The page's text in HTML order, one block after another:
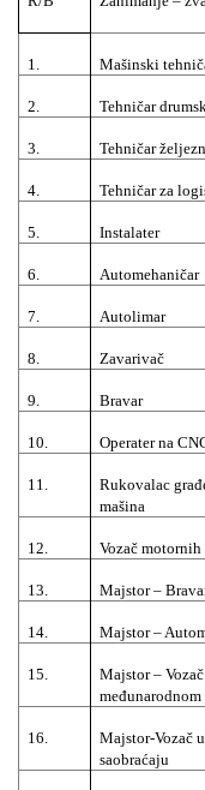
1. Mašinski
2. Tehničar
3. Tehničar
4. Tehničar za
5. Instalater
6. Automehaničar
7. Autolimar
8. Zavarivač
9. Bravar
10. Operater na
11.
Rukovalac
mašina
12. Vozač
13. Majstor –
14. Majstor –
15.
Majstor –
međunarodnom
16.
Majstor-Vozač
saobraćaju